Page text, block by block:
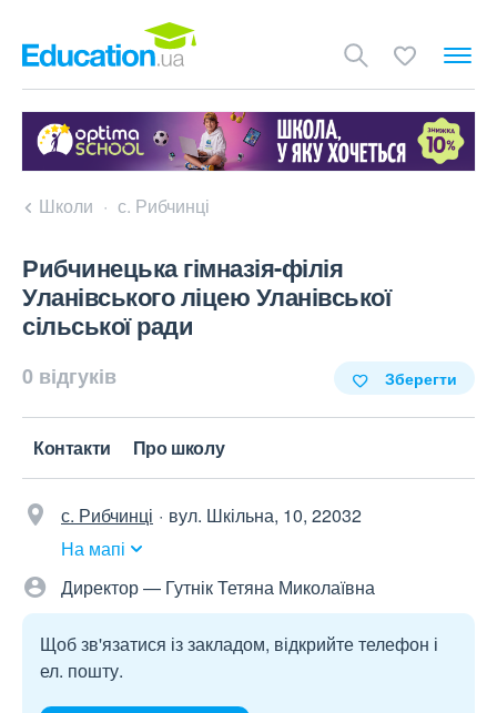
Школи с. Рибчинці
Рибчинецька гімназія-філія
Уланівського ліцею Уланівської
сільської ради
0 відгуків Зберегти
Контакти Про школу
с. Рибчинці
вул. Шкільна, 10, 22032
На мапі
Директор — Гутнік Тетяна Миколаївна
Щоб зв'язатися із закладом, відкрийте телефон і
ел. пошту.